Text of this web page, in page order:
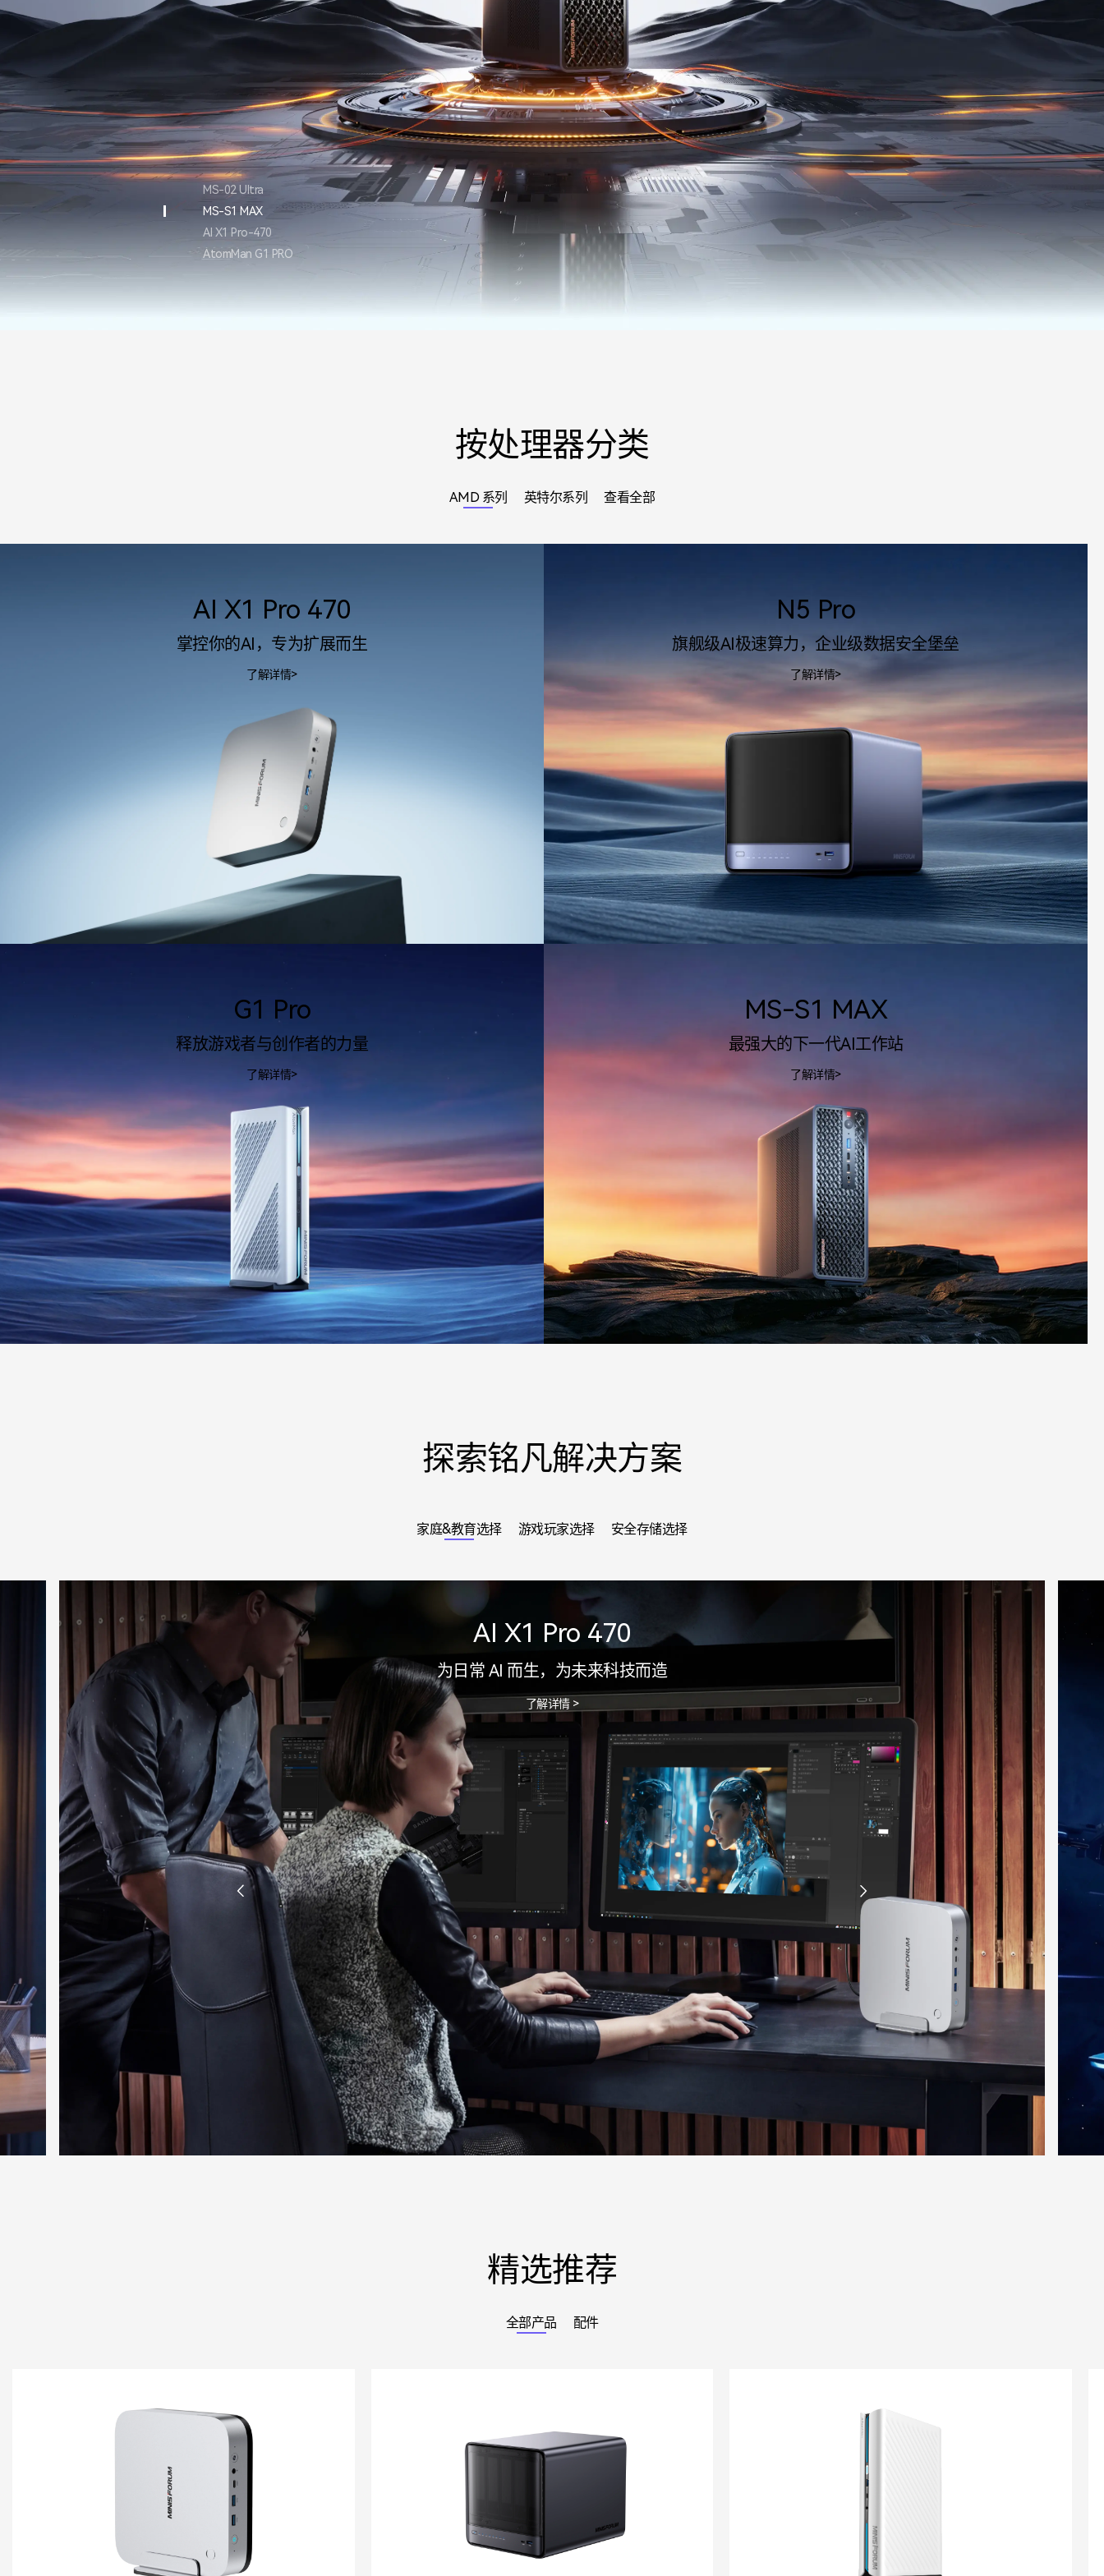
MS-02 Ultra
MS-S1 MAX
AI X1 Pro-470
AtomMan G1 PRO
按处理器分类
AMD 系列 英特尔系列 查看全部
AI X1 Pro 470
掌控你的AI，专为扩展而生
了解详情>
N5 Pro
旗舰级AI极速算力，企业级数据安全堡垒
了解详情>
G1 Pro
释放游戏者与创作者的力量
了解详情>
MS-S1 MAX
最强大的下一代AI工作站
了解详情>
探索铭凡解决方案
家庭&教育选择 游戏玩家选择 安全存储选择
AI X1 Pro 470
为日常 AI 而生，为未来科技而造
了解详情 >
精选推荐
全部产品 配件